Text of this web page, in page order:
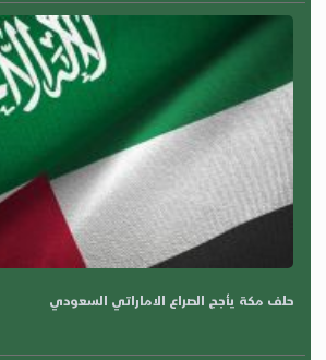
حلف مكة يأجج الصراع الاماراتي السعودي